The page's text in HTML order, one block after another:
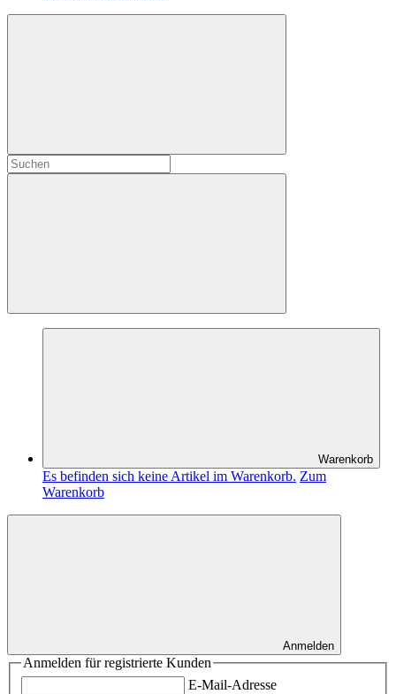
Warenkorb
Es befinden sich keine Artikel im Warenkorb. Zum
Warenkorb
Anmelden
Anmelden für registrierte Kunden
E-Mail-Adresse